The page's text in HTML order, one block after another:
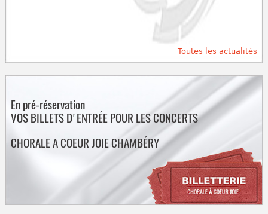
Toutes les actualités
En pré-réservation
VOS BILLETS D'ENTRÉE POUR LES CONCERTS
CHORALE A COEUR JOIE CHAMBÉRY